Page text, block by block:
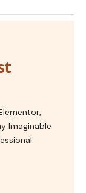
Imaginable